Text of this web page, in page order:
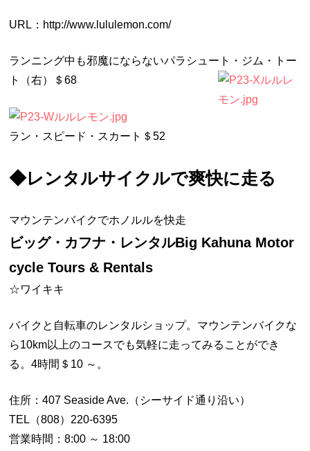
URL：http://www.lululemon.com/
ランニング中も邪魔にならないパラシュート・ジム・トー
ト（右）
＄68
ラン・スピード・スカート＄52
◆レンタルサイクルで爽快に走る
マウンテンバイクでホノルルを快走
ビッグ・カフナ・レンタルBig Kahuna Motor
cycle Tours & Rentals
☆ワイキキ
バイクと自転車のレンタルショップ。マウンテンバイクな
ら10km以上のコースでも気軽に走ってみることができ
る。4時間＄10 ～。
住所：407 Seaside Ave.（シーサイド通り沿い）
TEL（808）220-6395
営業時間：8:00 ～ 18:00